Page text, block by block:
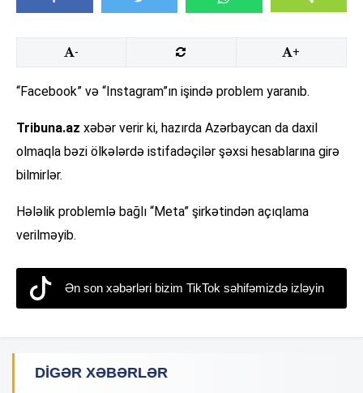
- +
“Facebook” və “Instagram”ın işində problem yaranıb.
Tribuna.az xəbər verir ki, hazırda Azərbaycan da daxil
olmaqla bəzi ölkələrdə istifadəçilər şəxsi hesablarına girə
bilmirlər.
Hələlik problemlə bağlı “Meta” şirkətindən açıqlama
verilməyib.
Ən son xəbərləri bizim TikTok səhifəmizdə izləyin
DIGƏR XƏBƏRLƏR